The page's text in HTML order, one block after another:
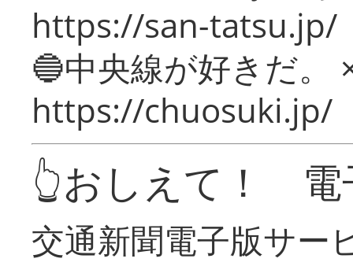
https://san-tatsu.jp/
🔵中央線が好きだ。
https://chuosuki.jp/
👆おしえて！ 電
交通新聞電子版サー